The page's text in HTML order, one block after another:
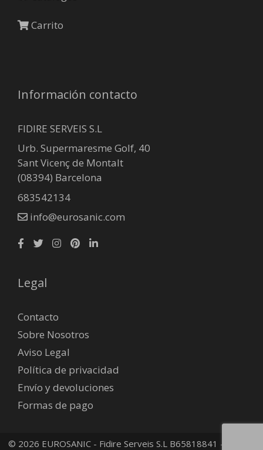
Carrito
Información contacto
FIDIRE SERVEIS S.L
Urb. Supermaresme Golf, 40
Sant Vicenç de Montalt
(08394) Barcelona
683542134
info@eurosanic.com
Legal
Contacto
Sobre Nosotros
Aviso Legal
Política de privacidad
Envío y devoluciones
Formas de pago
© 2026 EUROSANIC - Fidire Serveis S.L B65818841 -